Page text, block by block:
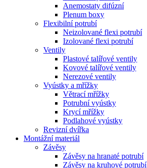
Anemostaty difúzní
Plenum boxy
Flexibilní potrubí
Neizolované flexi potrubí
Izolované flexi potrubí
Ventily
Plastové talířové ventily
Kovové talířové ventily
Nerezové ventily
Vyústky a mřížky
Větrací mřížky
Potrubní vyústky
Krycí mřížky
Podlahové vyústky
Revizní dvířka
Montážní materiál
Závěsy
Závěsy na hranaté potrubí
Závěsy na kruhové potrubí